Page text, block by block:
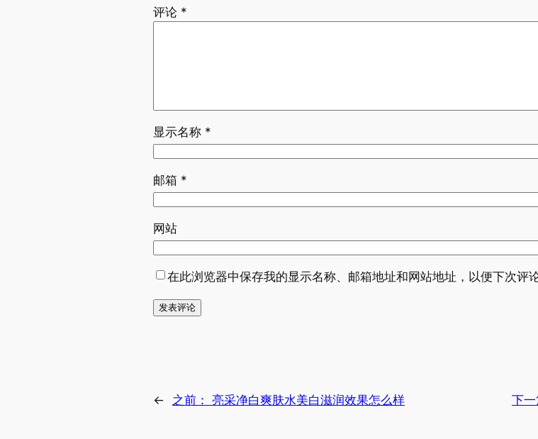
评论 *
显示名称 *
邮箱 *
网站
在此浏览器中保存我的显示名称、邮箱地址和网站地址，以便下次评论
← 之前： 亮采净白爽肤水美白滋润效果怎么样 下一